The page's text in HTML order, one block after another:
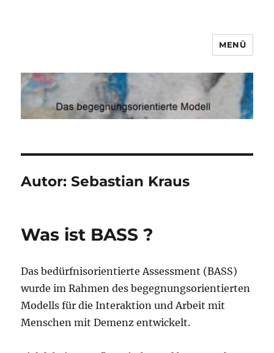
MENÜ
Autor:Sebastian Kraus
Was ist BASS ?
Das bedürfnisorientierte Assessment (BASS)
wurde im Rahmen des begegnungsorientierten
Modells für die Interaktion und Arbeit mit
Menschen mit Demenz entwickelt.